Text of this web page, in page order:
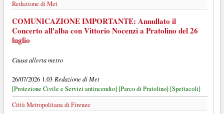
Redazione di Met
COMUNICAZIONE IMPORTANTE: Annullato il
Concerto all'alba con Vittorio Nocenzi a Pratolino del 26
luglio
Causa allerta metro
26/07/2026 1.03 Redazione di Met
[Protezione Civile e Servizi antincendio] [Parco di Pratolino] [Spettacoli]
Città Metropolitana di Firenze